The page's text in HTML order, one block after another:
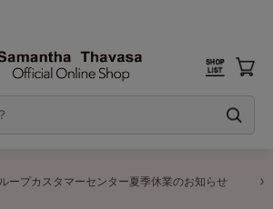
ープカスタマーセンター夏季休業のお知らせ